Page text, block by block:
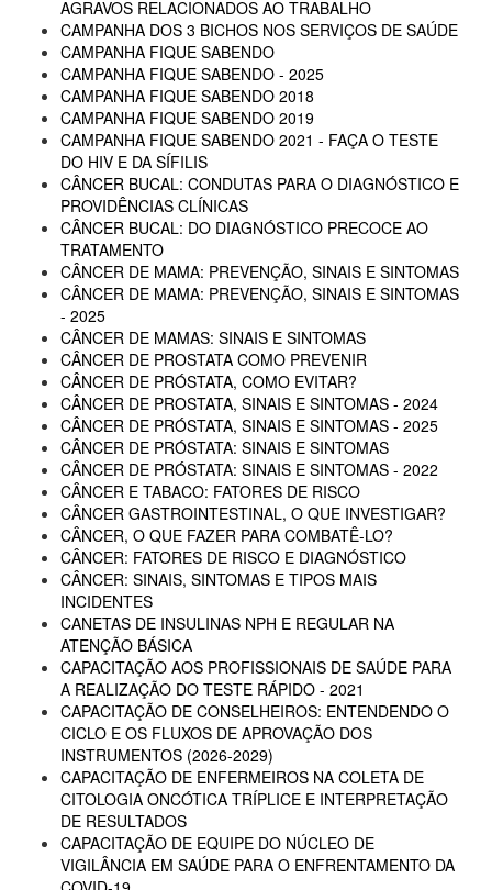
AGRAVOS RELACIONADOS AO TRABALHO
CAMPANHA DOS 3 BICHOS NOS SERVIÇOS DE SAÚDE
CAMPANHA FIQUE SABENDO
CAMPANHA FIQUE SABENDO - 2025
CAMPANHA FIQUE SABENDO 2018
CAMPANHA FIQUE SABENDO 2019
CAMPANHA FIQUE SABENDO 2021 - FAÇA O TESTE
DO HIV E DA SÍFILIS
CÂNCER BUCAL: CONDUTAS PARA O DIAGNÓSTICO E
PROVIDÊNCIAS CLÍNICAS
CÂNCER BUCAL: DO DIAGNÓSTICO PRECOCE AO
TRATAMENTO
CÂNCER DE MAMA: PREVENÇÃO, SINAIS E SINTOMAS
CÂNCER DE MAMA: PREVENÇÃO, SINAIS E SINTOMAS
- 2025
CÂNCER DE MAMAS: SINAIS E SINTOMAS
CÂNCER DE PROSTATA COMO PREVENIR
CÂNCER DE PRÓSTATA, COMO EVITAR?
CÂNCER DE PROSTATA, SINAIS E SINTOMAS - 2024
CÂNCER DE PRÓSTATA, SINAIS E SINTOMAS - 2025
CÂNCER DE PRÓSTATA: SINAIS E SINTOMAS
CÂNCER DE PRÓSTATA: SINAIS E SINTOMAS - 2022
CÂNCER E TABACO: FATORES DE RISCO
CÂNCER GASTROINTESTINAL, O QUE INVESTIGAR?
CÂNCER, O QUE FAZER PARA COMBATÊ-LO?
CÂNCER: FATORES DE RISCO E DIAGNÓSTICO
CÂNCER: SINAIS, SINTOMAS E TIPOS MAIS
INCIDENTES
CANETAS DE INSULINAS NPH E REGULAR NA
ATENÇÃO BÁSICA
CAPACITAÇÃO AOS PROFISSIONAIS DE SAÚDE PARA
A REALIZAÇÃO DO TESTE RÁPIDO - 2021
CAPACITAÇÃO DE CONSELHEIROS: ENTENDENDO O
CICLO E OS FLUXOS DE APROVAÇÃO DOS
INSTRUMENTOS (2026-2029)
CAPACITAÇÃO DE ENFERMEIROS NA COLETA DE
CITOLOGIA ONCÓTICA TRÍPLICE E INTERPRETAÇÃO
DE RESULTADOS
CAPACITAÇÃO DE EQUIPE DO NÚCLEO DE
VIGILÂNCIA EM SAÚDE PARA O ENFRENTAMENTO DA